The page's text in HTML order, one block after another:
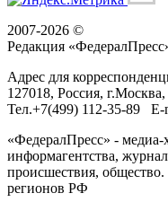
2007-2026 ©
Редакция «ФедералПресс
Адрес для
127018, Россия, г.Москва,
Тел.+7(499) 112-35-89 E-
«ФедералПресс» - медиа-
информагентства,
происшествия,
регионов РФ